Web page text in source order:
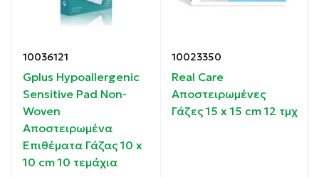
O αισθητά μικρότερος όγκος του μετά την περίδεση,
τον καθιστά ιδανικό για χρήση σε σημεία του
παπούτσια.
Αφήνει το δέρμα να αναπνέει, χωρίς να κολλά
επάνω του.
Οδηγίες χρήσης:
10036121
Gplus Hypoallergenic
Sensitive Pad Non-
Woven
Αποστειρωμένα
Επιθέματα Γάζας 10 x
10 cm 10 τεμάχια
10023350
Real Care
Αποστειρωμένες
Γάζες 15 x 15 cm 12 τμχ